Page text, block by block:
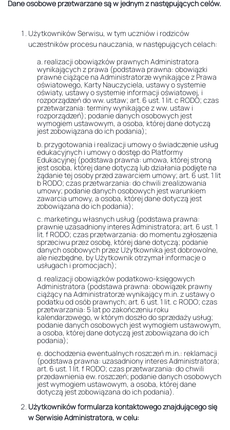
Dane osobowe przetwarzane są w jednym z następujących celów.
Użytkowników Serwisu, w tym uczniów i rodziców
uczestników procesu nauczania, w następujących celach:
a. realizacji obowiązków prawnych Administratora
wynikających z prawa (podstawa prawna: obowiązki
prawne ciążące na Administratorze wynikające z Prawa
oświatowego, Karty Nauczyciela, ustawy o systemie
oświaty, ustawy o systemie informacji oświatowej, i
rozporządzeń do ww. ustaw; art. 6 ust. 1 lit. c RODO; czas
przetwarzania: terminy wynikające z ww. ustaw i
rozporządzeń); podanie danych osobowych jest
wymogiem ustawowym, a osoba, której dane dotyczą
jest zobowiązana do ich podania);
b. przygotowania i realizacji umowy o świadczenie usług
edukacyjnych i umowy o dostęp do Platformy
Edukacyjnej (podstawa prawna: umowa, której stroną
jest osoba, której dane dotyczą lub działania podjęte na
żądanie tej osoby przed zawarciem umowy; art. 6 ust. 1 lit
b RODO; czas przetwarzania: do chwili zrealizowania
umowy; podanie danych osobowych jest warunkiem
zawarcia umowy, a osoba, której dane dotyczą jest
zobowiązana do ich podania);
c. marketingu własnych usług (podstawa prawna:
prawnie uzasadniony interes Administratora; art. 6 ust. 1
lit. f RODO; czas przetwarzania: do momentu zgłoszenia
sprzeciwu przez osobę, której dane dotyczą; podanie
danych osobowych przez Użytkownika jest dobrowolne,
ale niezbędne, by Użytkownik otrzymał informacje o
usługach i promocjach);
d. realizacji obowiązków podatkowo-księgowych
Administratora (podstawa prawna: obowiązek prawny
ciążący na Administratorze wynikający m.in. z ustawy o
podatku od osób prawnych; art. 6 ust. 1 lit. c RODO; czas
przetwarzania: 5 lat po zakończeniu roku
kalendarzowego, w którym doszło do sprzedaży usług;
podanie danych osobowych jest wymogiem ustawowym,
a osoba, której dane dotyczą jest zobowiązana do ich
podania);
e. dochodzenia ewentualnych roszczeń m.in.: reklamacji
(podstawa prawna: uzasadniony interes Administratora;
art. 6 ust. 1 lit. f RODO; czas przetwarzania: do chwili
przedawnienia ew. roszczeń; podanie danych osobowych
jest wymogiem ustawowym, a osoba, której dane
dotyczą jest zobowiązana do ich podania).
Użytkowników formularza kontaktowego znajdującego się
w Serwisie Administratora, w celu: